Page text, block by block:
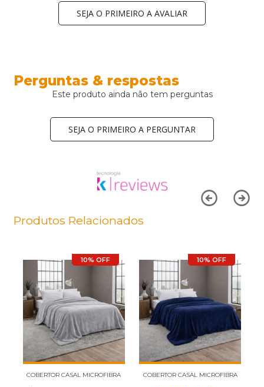
SEJA O PRIMEIRO A AVALIAR
Perguntas & respostas
Este produto ainda não tem perguntas
SEJA O PRIMEIRO A PERGUNTAR
Produtos Relacionados
10% OFF
COBERTOR CASAL MICROFIBRA
10% OFF
COBERTOR CASAL MICROFIBRA